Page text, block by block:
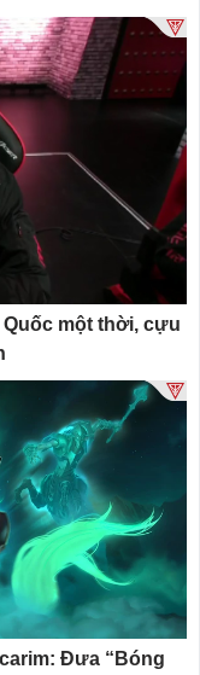
một thời, cựu
Đưa “Bóng